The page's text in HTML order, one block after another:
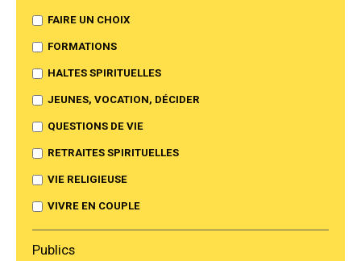
FAIRE UN CHOIX
FORMATIONS
HALTES SPIRITUELLES
JEUNES, VOCATION, DÉCIDER
QUESTIONS DE VIE
RETRAITES SPIRITUELLES
VIE RELIGIEUSE
VIVRE EN COUPLE
Publics